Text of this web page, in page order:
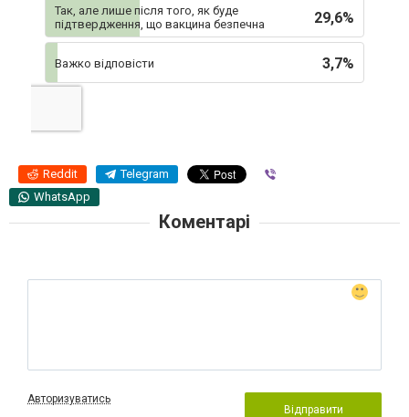
29,6%
Так, але лише після того, як буде
підтвердження, що вакцина безпечна
3,7%
Важко відповісти
Reddit Telegram
WhatsApp
Коментарі
Авторизуватись
Відправити